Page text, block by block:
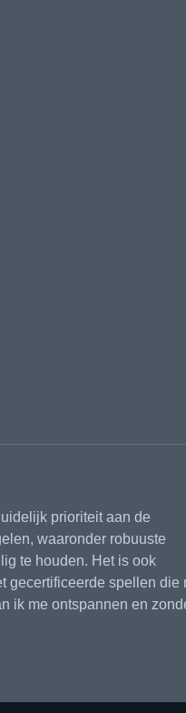
prioriteit aan de
waaronder robuuste
te houden. Het is ook
gecertificeerde spellen die
ik me ontspannen en